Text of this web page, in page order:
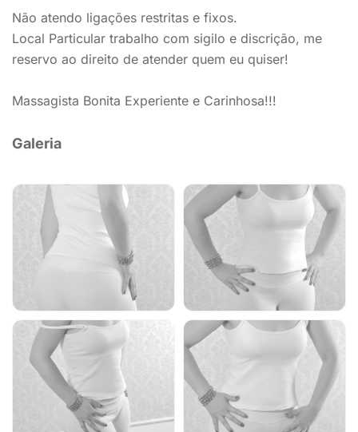
Não atendo ligações restritas e fixos.
Local Particular trabalho com sigilo e discrição, me
reservo ao direito de atender quem eu quiser!
Massagista Bonita Experiente e Carinhosa!!!
Galeria